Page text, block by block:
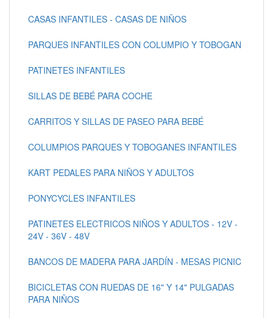
CASAS INFANTILES - CASAS DE NIÑOS
PARQUES INFANTILES CON COLUMPIO Y TOBOGAN
PATINETES INFANTILES
SILLAS DE BEBÉ PARA COCHE
CARRITOS Y SILLAS DE PASEO PARA BEBÉ
COLUMPIOS PARQUES Y TOBOGANES INFANTILES
KART PEDALES PARA NIÑOS Y ADULTOS
PONYCYCLES INFANTILES
PATINETES ELECTRICOS NIÑOS Y ADULTOS - 12V -
24V - 36V - 48V
BANCOS DE MADERA PARA JARDÍN - MESAS PICNIC
BICICLETAS CON RUEDAS DE 16" Y 14" PULGADAS
PARA NIÑOS